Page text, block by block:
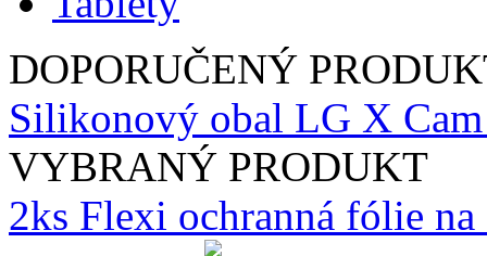
DOPORUČENÝ
Silikonový obal LG X
VYBRANÝ PRODUKT
2ks Flexi ochranná fólie